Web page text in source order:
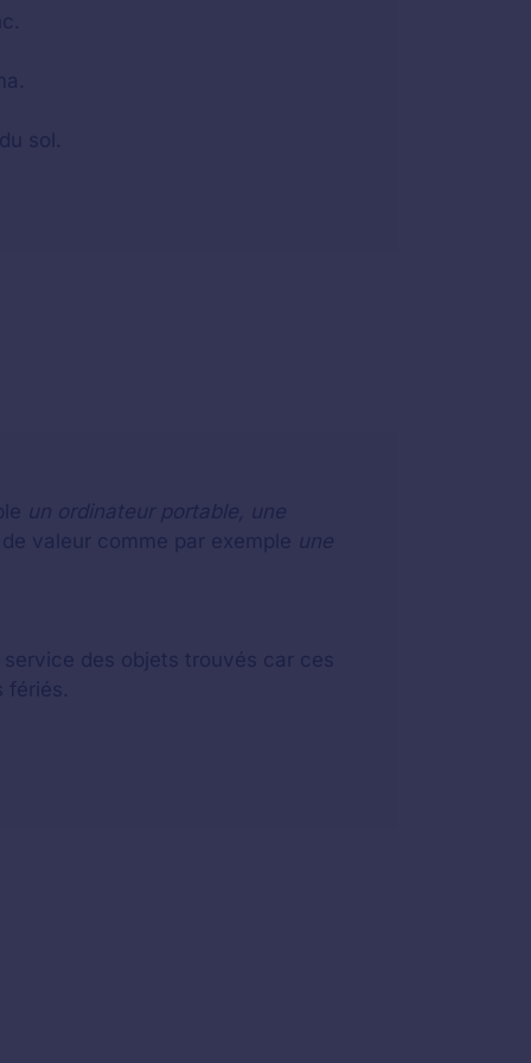
sol.
un ordinateur portable, une
valeur comme par exemple une
des objets trouvés car ces
fériés.